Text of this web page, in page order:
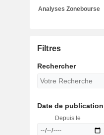
Analyses Zonebourse
Filtres
Rechercher
Date de publication
Depuis le